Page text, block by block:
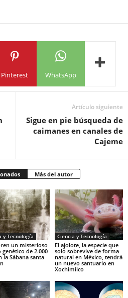
Pinterest WhatsApp
Artículo siguiente
Sigue en pie búsqueda de
caimanes en canales de
Cajeme
Más del autor
y Tecnología
un misterioso
genético de 2.000
la Sábana santa
Ciencia y Tecnología
El ajolote, la especie que
solo sobrevive de forma
natural en México, tendrá
un nuevo santuario en
Xochimilco